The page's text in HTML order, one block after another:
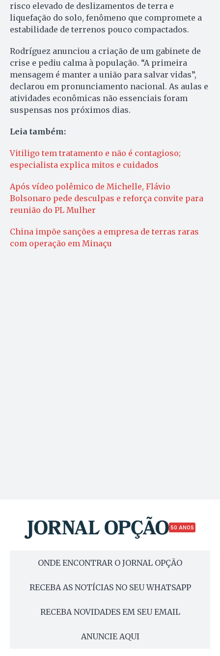
risco elevado de deslizamentos de terra e
liquefação do solo, fenômeno que compromete a
estabilidade de terrenos pouco compactados.
Rodríguez anunciou a criação de um gabinete de
crise e pediu calma à população. “A primeira
mensagem é manter a união para salvar vidas”,
declarou em pronunciamento nacional. As aulas e
atividades econômicas não essenciais foram
suspensas nos próximos dias.
Leia também:
Vitiligo tem tratamento e não é contagioso;
especialista explica mitos e cuidados
Após vídeo polêmico de Michelle, Flávio
Bolsonaro pede desculpas e reforça convite para
reunião do PL Mulher
China impõe sanções a empresa de terras raras
com operação em Minaçu
50 ANOS
ONDE ENCONTRAR O JORNAL OPÇÃO
RECEBA AS NOTÍCIAS NO SEU WHATSAPP
RECEBA NOVIDADES EM SEU EMAIL
ANUNCIE AQUI